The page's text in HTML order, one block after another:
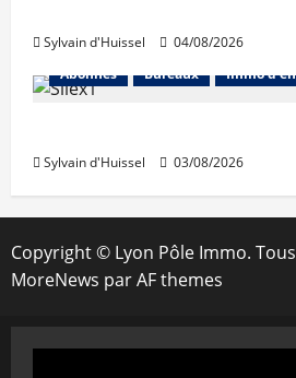
Sylvain d'Huissel
04/08/2026
Abonnés
Bureaux Immo
Sylvain d'Huissel 03/08/2026
Copyright © Lyon Pôle Immo.
MoreNews par AF themes